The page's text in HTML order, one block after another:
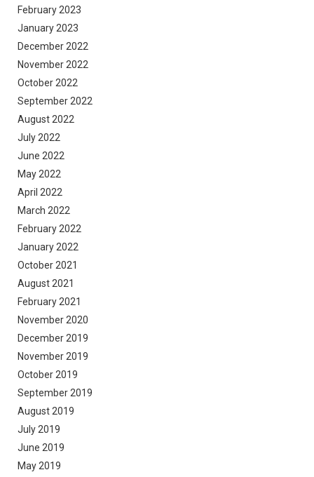
February 2023
January 2023
December 2022
November 2022
October 2022
September 2022
August 2022
July 2022
June 2022
May 2022
April 2022
March 2022
February 2022
January 2022
October 2021
August 2021
February 2021
November 2020
December 2019
November 2019
October 2019
September 2019
August 2019
July 2019
June 2019
May 2019